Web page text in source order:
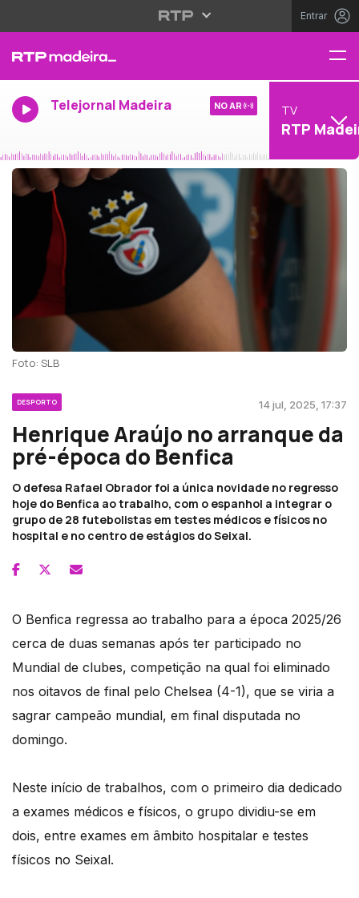
Entrar
Telejornal Madeira NO AR TV
RTP
Foto: SLB
DESPORTO 14 jul, 2025, 17:37
Henrique Araújo no arranque da
pré-época do Benfica
O defesa Rafael Obrador foi a única novidade no regresso
hoje do Benfica ao trabalho, com o espanhol a integrar o
grupo de 28 futebolistas em testes médicos e físicos no
hospital e no centro de estágios do Seixal.
O Benfica regressa ao trabalho para a época 2025/26
cerca de duas semanas após ter participado no
Mundial de clubes, competição na qual foi eliminado
nos oitavos de final pelo Chelsea (4-1), que se viria a
sagrar campeão mundial, em final disputada no
domingo.
Neste início de trabalhos, com o primeiro dia dedicado
a exames médicos e físicos, o grupo dividiu-se em
dois, entre exames em âmbito hospitalar e testes
físicos no Seixal.